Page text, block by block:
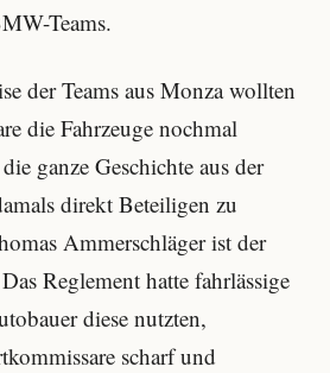
Teams.
der Teams aus Monza wollten
die Fahrzeuge nochmal
ganze Geschichte aus der
direkt Beteiligen zu
Ammerschläger ist der
Reglement hatte fahrlässige
diese nutzten,
scharf und